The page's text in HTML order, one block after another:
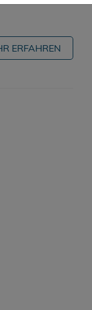
ERFAHREN